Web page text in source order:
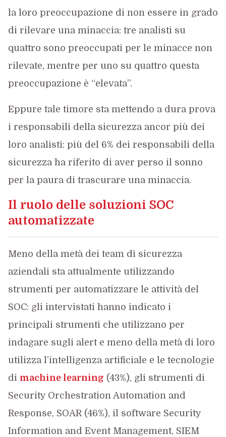
la loro preoccupazione di non essere in grado
di rilevare una minaccia: tre analisti su
quattro sono preoccupati per le minacce non
rilevate, mentre per uno su quattro questa
preoccupazione è “elevata”.
Eppure tale timore sta mettendo a dura prova
i responsabili della sicurezza ancor più dei
loro analisti: più del 6% dei responsabili della
sicurezza ha riferito di aver perso il sonno
per la paura di trascurare una minaccia.
Il ruolo delle soluzioni SOC
automatizzate
Meno della metà dei team di sicurezza
aziendali sta attualmente utilizzando
strumenti per automatizzare le attività del
SOC: gli intervistati hanno indicato i
principali strumenti che utilizzano per
indagare sugli alert e meno della metà di loro
utilizza l’intelligenza artificiale e le tecnologie
di machine learning (43%), gli strumenti di
Security Orchestration Automation and
Response, SOAR (46%), il software Security
Information and Event Management, SIEM